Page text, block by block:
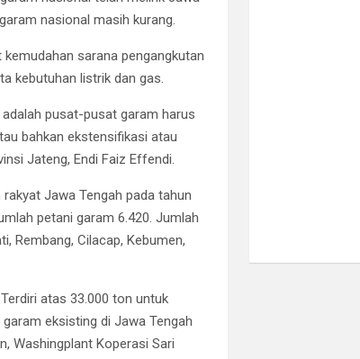
nasional masih kurang.
sarana pengangkutan
kebutuhan listrik dan gas.
pusat-pusat garam harus
bahkan ekstensifikasi atau
Jateng, Endi Faiz Effendi.
Jawa Tengah pada tahun
petani garam 6.420. Jumlah
Rembang, Cilacap, Kebumen,
atas 33.000 ton untuk
eksisting di Jawa Tengah
Washingplant Koperasi Sari